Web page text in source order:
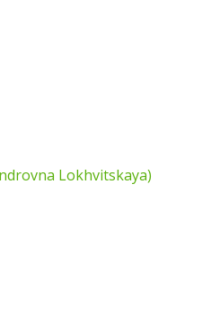
Lokhvitskaya)